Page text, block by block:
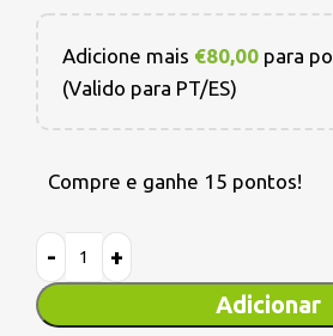
Adicione mais €80,00 para
(Valido para PT/ES)
Compre e ganhe 15 pontos!
Adicionar